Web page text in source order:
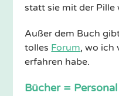
statt sie mit der Pille
Außer dem Buch
tolles Forum, wo ich
erfahren habe.
Bücher =